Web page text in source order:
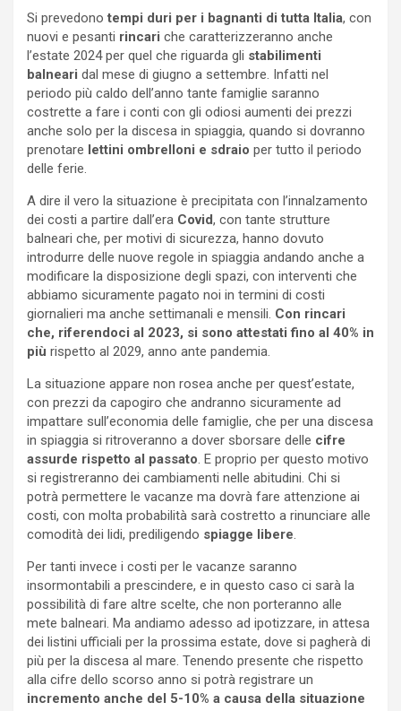
Si prevedonotempi duri per i bagnanti di tutta Italia, con
nuovi e pesanti rincari che caratterizzeranno anche
l’estate 2024 per quel che riguarda gli stabilimenti
balneari dal mese di giugno a settembre. Infatti nel
periodo più caldo dell’anno tante famiglie saranno
costrette a fare i conti con gli odiosi aumenti dei prezzi
anche solo per la discesa in spiaggia, quando si dovranno
prenotare lettini ombrelloni e sdraio per tutto il periodo
delle ferie.
A dire il vero la situazione è precipitata con l’innalzamento
dei costi a partire dall’era Covid, con tante strutture
balneari che, per motivi di sicurezza, hanno dovuto
introdurre delle nuove regole in spiaggia andando anche a
modificare la disposizione degli spazi, con interventi che
abbiamo sicuramente pagato noi in termini di costi
giornalieri ma anche settimanali e mensili. Con rincari
che, riferendoci al 2023, si sono attestati fino al 40% in
più rispetto al 2029, anno ante pandemia.
La situazione appare non rosea anche per quest’estate,
con prezzi da capogiro che andranno sicuramente ad
impattare sull’economia delle famiglie, che per una discesa
in spiaggia si ritroveranno a dover sborsare delle cifre
assurde rispetto al passato. E proprio per questo motivo
si registreranno dei cambiamenti nelle abitudini. Chi si
potrà permettere le vacanze ma dovrà fare attenzione ai
costi, con molta probabilità sarà costretto a rinunciare alle
comodità dei lidi, prediligendo spiagge libere.
Per tanti invece i costi per le vacanze saranno
insormontabili a prescindere, e in questo caso ci sarà la
possibilità di fare altre scelte, che non porteranno alle
mete balneari. Ma andiamo adesso ad ipotizzare, in attesa
dei listini ufficiali per la prossima estate, dove si pagherà di
più per la discesa al mare. Tenendo presente che rispetto
alla cifre dello scorso anno si potrà registrare un
incremento anche del 5-10% a causa della situazione